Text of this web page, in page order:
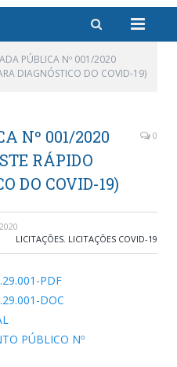
PÚBLICA Nº 001/2020
DIAGNÓSTICO DO COVID-19)
Nº 001/2020
RÁPIDO
DO COVID-19)
0
LICITAÇÕES, LICITAÇÕES COVID-19
PDF
DOC
PÚBLICO Nº